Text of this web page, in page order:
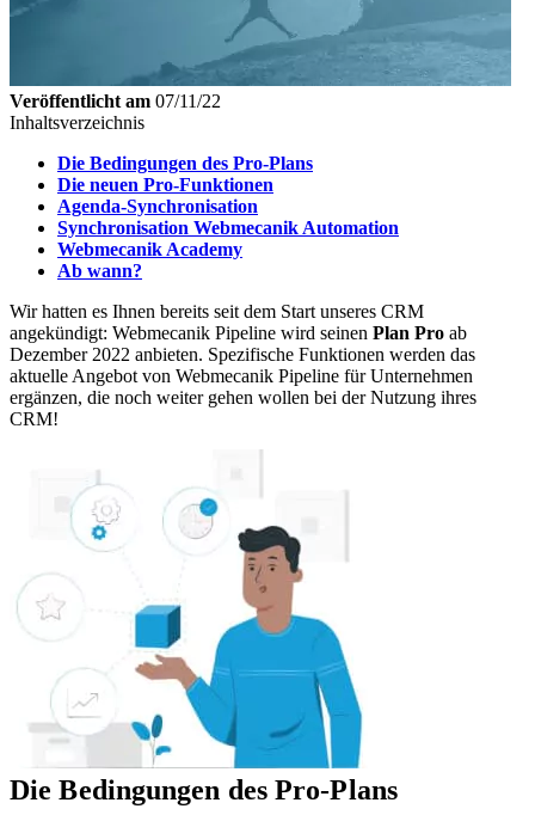
Veröffentlicht am 07/11/22
Inhaltsverzeichnis
Die Bedingungen des Pro-Plans
Die neuen Pro-Funktionen
Agenda-Synchronisation
Synchronisation Webmecanik Automation
Webmecanik Academy
Ab wann?
Wir hatten es Ihnen bereits seit dem Start unseres CRM
angekündigt: Webmecanik Pipeline wird seinen Plan Pro ab
Dezember 2022 anbieten. Spezifische Funktionen werden das
aktuelle Angebot von Webmecanik Pipeline für Unternehmen
ergänzen, die noch weiter gehen wollen bei der Nutzung ihres
CRM!
Die Bedingungen des Pro-Plans